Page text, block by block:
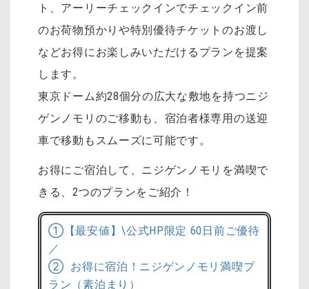
ト、アーリーチェックインでチェックイン前
のお荷物預かりや特別優待チケットのお渡し
などお得にお楽しみいただけるプランを提案
します。
東京ドーム約28個分の広大な敷地を持つニジ
ゲンノモリのご移動も、宿泊者様専用の送迎
車で移動もスムーズに可能です。
お得にご宿泊して、ニジゲンノモリを満喫で
きる、2つのプランをご紹介！
①【最安値】\公式HP限定 60日前ご優待
／
② お得に宿泊！ニジゲンノモリ満喫プ
ラン（素泊まり）